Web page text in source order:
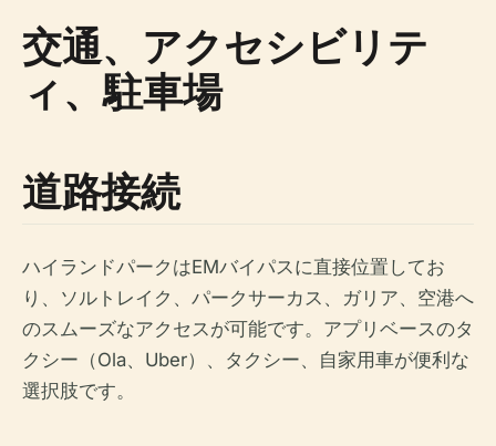
交通、アクセシビリテ
ィ、駐車場
道路接続
ハイランドパークはEMバイパスに直接位置してお
り、ソルトレイク、パークサーカス、ガリア、空港へ
のスムーズなアクセスが可能です。アプリベースのタ
クシー（Ola、Uber）、タクシー、自家用車が便利な
選択肢です。